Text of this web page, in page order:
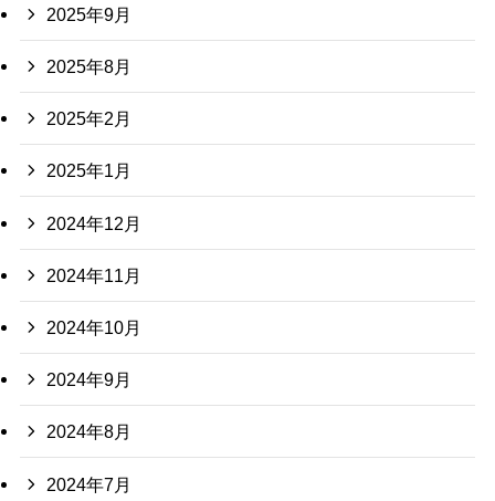
2025年9月
2025年8月
2025年2月
2025年1月
2024年12月
2024年11月
2024年10月
2024年9月
2024年8月
2024年7月